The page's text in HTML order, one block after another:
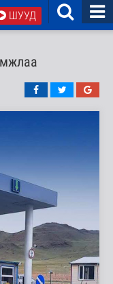
ШУУД